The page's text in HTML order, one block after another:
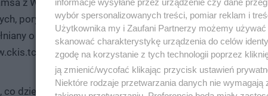
z Wielkiej Brytanii. Usłyszymy znane utwory filmowe,
porywających aranżacjach.
o nowe atrakcje. Może ulec drobnej zmianie.
repertuar oraz Facebooku
co dzieje się w Tczewie! Sprawdźkalendarz imprez i
wybór spersonalizowanych treści, pomiar reklam i
Użytkownika my i Zaufani Partnerzy możemy
skanować charakterystykę urządzenia do celów
zgodę na korzystanie z tych technologii poprzez
ją zmienić/wycofać klikając przycisk ustawień
Niektóre rodzaje przetwarzania danych nie